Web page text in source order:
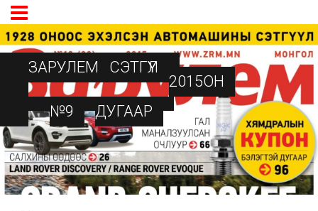
ЗАРУЛЕМ
СЭТГҮҮЛ
2015ОН
№9
ДУГААР